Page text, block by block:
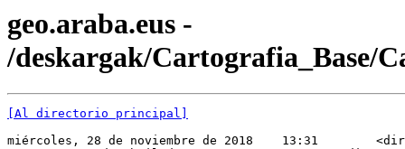
geo.araba.eus -
/deskargak/Cartografia_Base/
[Al directorio principal]
miércoles, 28 de noviembre de 2018    13:31